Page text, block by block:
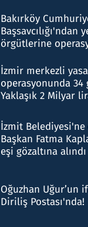
Bakırköy
Başsavcılığı'ndan
örgütlerine
İzmir merkezli
operasyonunda 34
Yaklaşık 2 Milyar
İzmit Belediyesi'ne
Başkan Fatma
eşi gözaltına alındı
Oğuzhan Uğur’un
Diriliş Postası'nda!